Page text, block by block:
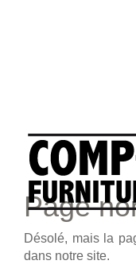
Page
Désolé, mais la
dans notre site.